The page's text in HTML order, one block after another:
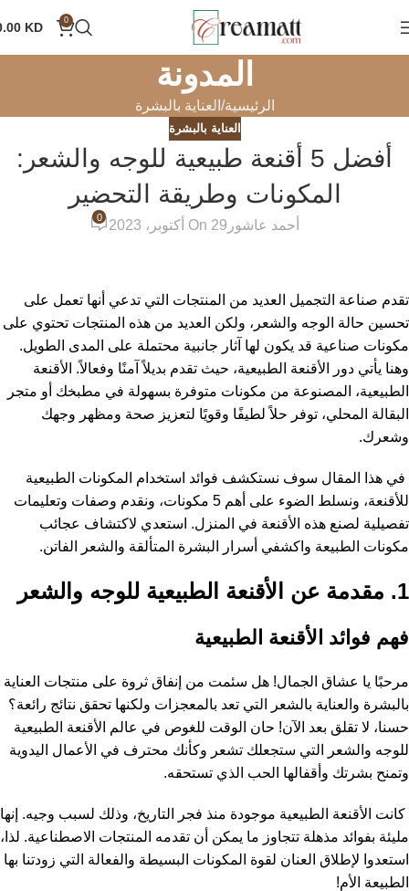
0
KD
المدونة
الرئيسية العناية بالبشرة
العناية بالبشرة
أفضل 5 أقنعة طبيعية للوجه والشعر:
المكونات وطريقة التحضير
أحمد عاشور On 29 أكتوبر، 2023
0
تقدم صناعة التجميل العديد من المنتجات التي تدعي أنها تعمل على
تحسين حالة الوجه والشعر، ولكن العديد من هذه المنتجات تحتوي على
مكونات صناعية قد يكون لها آثار جانبية محتملة على المدى الطويل.
وهنا يأتي دور الأقنعة الطبيعية، حيث تقدم بديلاً آمنًا وفعالاً. الأقنعة
الطبيعية، المصنوعة من مكونات متوفرة بسهولة في مطبخك أو متجر
البقالة المحلي، توفر حلاً لطيفًا وقويًا لتعزيز صحة ومظهر وجهك
وشعرك.
في هذا المقال سوف نستكشف فوائد استخدام المكونات الطبيعية
للأقنعة، ونسلط الضوء على أهم 5 مكونات، ونقدم وصفات وتعليمات
تفصيلية لصنع هذه الأقنعة في المنزل. استعدي لاكتشاف عجائب
مكونات الطبيعة واكشفي أسرار البشرة المتألقة والشعر الفاتن.
1. مقدمة عن الأقنعة الطبيعية للوجه والشعر
فهم فوائد الأقنعة الطبيعية
مرحبًا يا عشاق الجمال! هل سئمت من إنفاق ثروة على منتجات العناية
بالبشرة والعناية بالشعر التي تعد بالمعجزات ولكنها تحقق نتائج رائعة؟
حسنا، لا تقلق بعد الآن! حان الوقت للغوص في عالم الأقنعة الطبيعية
للوجه والشعر التي ستجعلك تشعر وكأنك محترف في الأعمال اليدوية
وتمنح بشرتك وأقفالها الحب الذي تستحقه.
كانت الأقنعة الطبيعية موجودة منذ فجر التاريخ، وذلك لسبب وجيه. إنها
مليئة بفوائد مذهلة تتجاوز ما يمكن أن تقدمه المنتجات الاصطناعية. لذا،
استعدوا لإطلاق العنان لقوة المكونات البسيطة والفعالة التي زودتنا بها
الطبيعة الأم!